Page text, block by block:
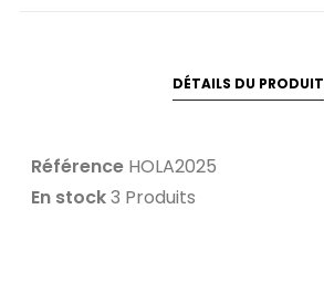
DÉTAILS DU PRODUIT
Référence HOLA2025
En stock3 Produits